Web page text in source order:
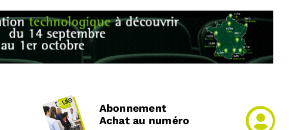
Abonnement
Achat au numéro